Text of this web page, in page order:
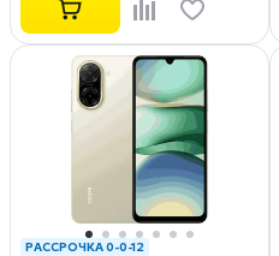
РАССРОЧКА 0-0-12